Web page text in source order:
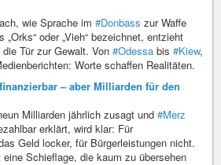
wie Sprache im #Donbass zur Waffe
oder „Vieh“ bezeichnet, entzieht
Tür zur Gewalt. Von #Odessa bis #Kiew,
Worte schaffen Realitäten.
– aber Milliarden für den
Milliarden jährlich zusagt und #Merz
erklärt, wird klar: Für
Geld locker, für Bürgerleistungen nicht.
Schieflage, die kaum zu übersehen